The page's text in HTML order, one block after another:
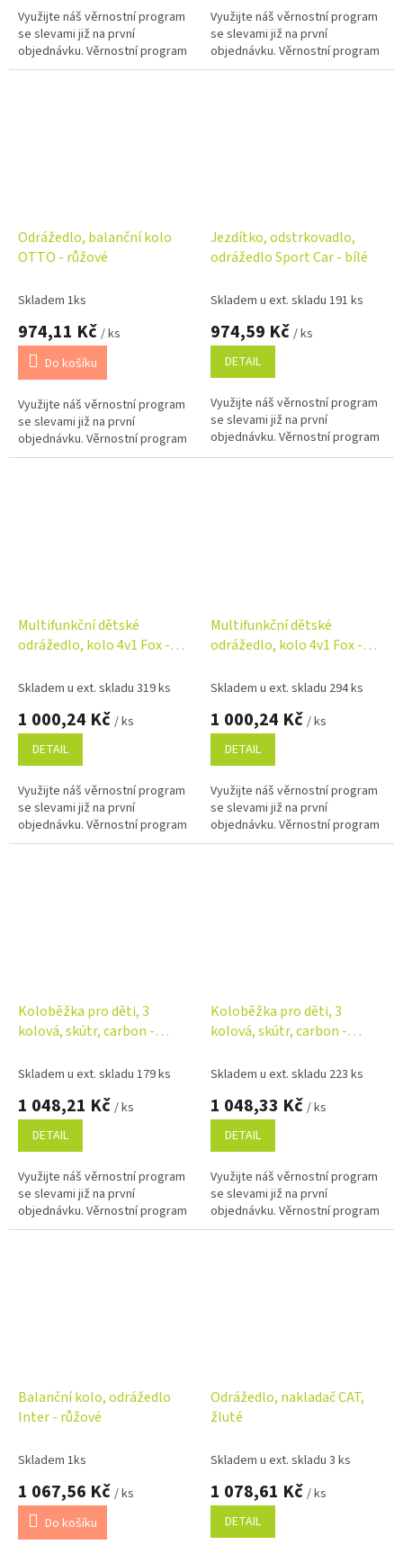
Využijte náš věrnostní program
se slevami již na první
objednávku. Věrnostní program
Využijte náš věrnostní program
se slevami již na první
objednávku. Věrnostní program
Odrážedlo, balanční kolo
OTTO - růžové
Skladem 1ks
974,11 Kč / ks
Do košíku
Využijte náš věrnostní program
se slevami již na první
objednávku. Věrnostní program
Jezdítko, odstrkovadlo,
odrážedlo Sport Car - bílé
Skladem u ext. skladu 191 ks
974,59 Kč / ks
DETAIL
Využijte náš věrnostní program
se slevami již na první
objednávku. Věrnostní program
Multifunkční dětské
odrážedlo, kolo 4v1 Fox -
Skladem u ext. skladu 319 ks
1 000,24 Kč / ks
DETAIL
Využijte náš věrnostní program
se slevami již na první
objednávku. Věrnostní program
Multifunkční dětské
odrážedlo, kolo 4v1 Fox -
Skladem u ext. skladu 294 ks
1 000,24 Kč / ks
DETAIL
Využijte náš věrnostní program
se slevami již na první
objednávku. Věrnostní program
Koloběžka pro děti, 3
kolová, skútr, carbon -
Skladem u ext. skladu 179 ks
1 048,21 Kč / ks
DETAIL
Využijte náš věrnostní program
se slevami již na první
objednávku. Věrnostní program
Koloběžka pro děti, 3
kolová, skútr, carbon -
Skladem u ext. skladu 223 ks
1 048,33 Kč / ks
DETAIL
Využijte náš věrnostní program
se slevami již na první
objednávku. Věrnostní program
Balanční kolo, odrážedlo
Inter - růžové
Skladem 1ks
1 067,56 Kč / ks
Do košíku
Odrážedlo, nakladač CAT,
žluté
Skladem u ext. skladu 3 ks
1 078,61 Kč / ks
DETAIL